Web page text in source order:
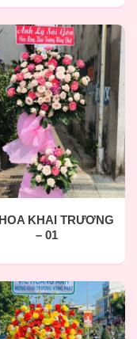
KHAI TRƯƠNG
– 01